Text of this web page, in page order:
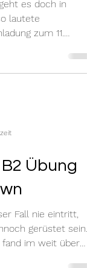
es doch in
lautete
zum 11.
B2 Übung
Fall nie eintritt,
gerüstet sein.“
im weit über